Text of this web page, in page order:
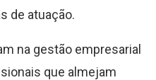
de atuação.
na gestão empresarial
que almejam